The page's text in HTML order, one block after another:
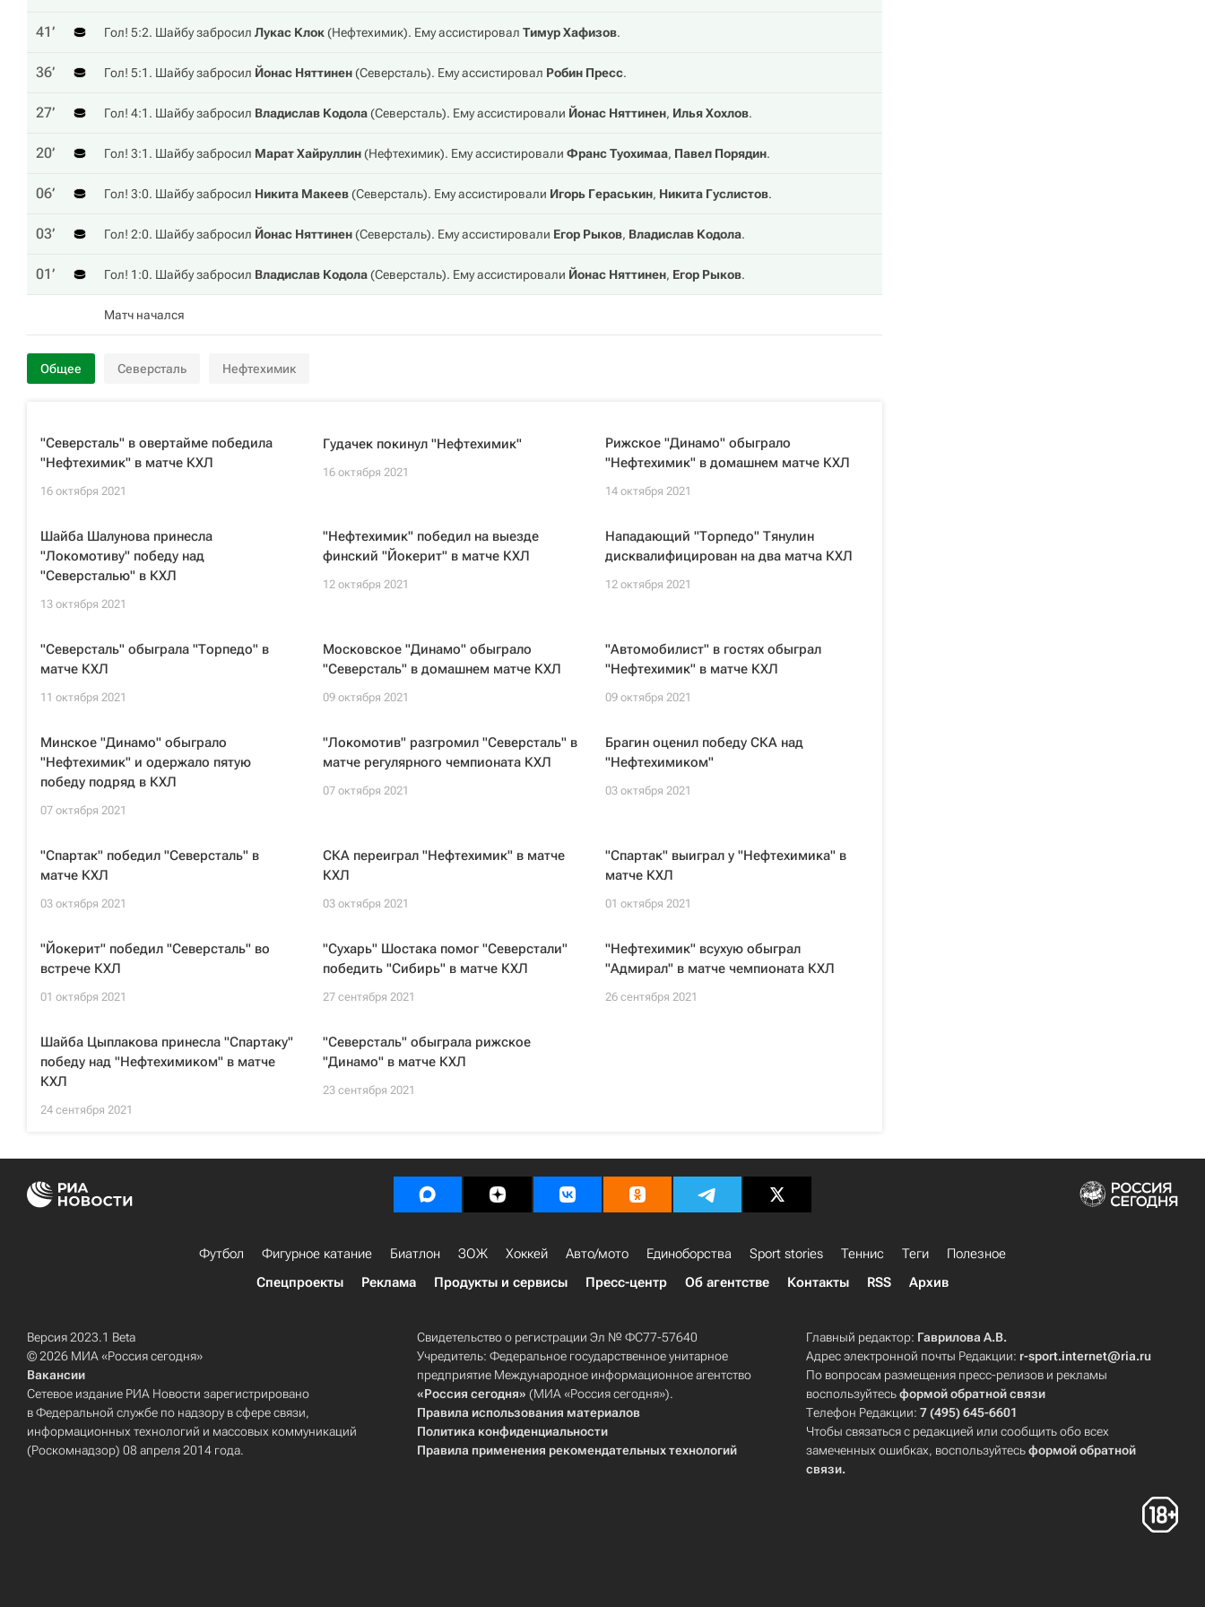
41‎’‎ Гол! 5:2. Шайбу забросил Лукас Клок(Нефтехимик). Ему ассистировал Тимур Хафизов.
36‎’‎ Гол! 5:1. Шайбу забросил Йонас Няттинен(Северсталь). Ему ассистировал Робин Пресс.
27‎’‎ Гол! 4:1. Шайбу забросил Владислав Кодола(Северсталь). Ему ассистировали Йонас Няттинен, Илья Хохлов.
20‎’‎ Гол! 3:1. Шайбу забросил Марат Хайруллин(Нефтехимик). Ему ассистировали Франс Туохимаа, Павел Порядин.
06‎’‎ Гол! 3:0. Шайбу забросил Никита Макеев(Северсталь). Ему ассистировали Игорь Гераськин, Никита Гуслистов.
03‎’‎ Гол! 2:0. Шайбу забросил Йонас Няттинен(Северсталь). Ему ассистировали Егор Рыков, Владислав Кодола.
01‎’‎ Гол! 1:0. Шайбу забросил Владислав Кодола(Северсталь). Ему ассистировали Йонас Няттинен, Егор Рыков.
Матч начался
Общее Северсталь Нефтехимик
"Северсталь" в овертайме победила
"Нефтехимик" в матче КХЛ
16 октября 2021
Гудачек покинул "Нефтехимик"
16 октября 2021
Рижское "Динамо" обыграло
"Нефтехимик" в домашнем матче КХЛ
14 октября 2021
Шайба Шалунова принесла
"Локомотиву" победу над
"Северсталью" в КХЛ
13 октября 2021
"Нефтехимик" победил на выезде
финский "Йокерит" в матче КХЛ
12 октября 2021
Нападающий "Торпедо" Тянулин
дисквалифицирован на два матча КХЛ
12 октября 2021
"Северсталь" обыграла "Торпедо" в
матче КХЛ
11 октября 2021
Московское "Динамо" обыграло
"Северсталь" в домашнем матче КХЛ
09 октября 2021
"Автомобилист" в гостях обыграл
"Нефтехимик" в матче КХЛ
09 октября 2021
Минское "Динамо" обыграло
"Нефтехимик" и одержало пятую
победу подряд в КХЛ
07 октября 2021
"Локомотив" разгромил "Северсталь" в
матче регулярного чемпионата КХЛ
07 октября 2021
Брагин оценил победу СКА над
"Нефтехимиком"
03 октября 2021
"Спартак" победил "Северсталь" в
матче КХЛ
03 октября 2021
СКА переиграл "Нефтехимик" в матче
КХЛ
03 октября 2021
"Спартак" выиграл у "Нефтехимика" в
матче КХЛ
01 октября 2021
"Йокерит" победил "Северсталь" во
встрече КХЛ
01 октября 2021
"Сухарь" Шостака помог "Северстали"
победить "Сибирь" в матче КХЛ
27 сентября 2021
"Нефтехимик" всухую обыграл
"Адмирал" в матче чемпионата КХЛ
26 сентября 2021
Шайба Цыплакова принесла "Спартаку"
победу над "Нефтехимиком" в матче
КХЛ
24 сентября 2021
"Северсталь" обыграла рижское
"Динамо" в матче КХЛ
23 сентября 2021
Футбол Фигурное катание Биатлон ЗОЖ Хоккей Авто/мото Единоборства Sport stories Теннис Теги
Полезное
Спецпроекты
Реклама Продукты и сервисы Пресс-центр Об агентстве Контакты RSS Архив
Версия 2023.1 Beta
© 2026 МИА «Россия сегодня»
Вакансии
Сетевое издание РИА Новости зарегистрировано
в Федеральной службе по надзору в сфере связи,
информационных технологий и массовых коммуникаций
(Роскомнадзор) 08 апреля 2014 года.
Свидетельство о регистрации Эл № ФС77-57640
Учредитель: Федеральное государственное унитарное
предприятие Международное информационное агентство
«Россия сегодня» (МИА «Россия сегодня»).
Правила использования материалов
Политика конфиденциальности
Правила применения рекомендательных технологий
Главный редактор: Гаврилова А.В.
Адрес электронной почты Редакции: r-sport.internet@ria.ru
По вопросам размещения пресс-релизов и рекламы
воспользуйтесьформой обратной связи
Телефон Редакции:7 (495) 645-6601
Чтобы связаться с редакцией или сообщить обо всех
замеченных ошибках, воспользуйтесьформой обратной
связи.